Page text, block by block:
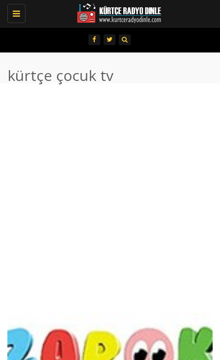
Toggle
navigation
kürtçe çocuk tv